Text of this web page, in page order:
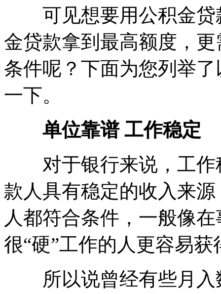
可见想要用公积金贷
金贷款拿到最高额度，
条件呢？下面为您列举
一下。
单位靠谱 工作稳定
对于银行来说，工作
款人具有稳定的收入来
人都符合条件，一般像
很“硬”工作的人更容易
所以说曾经有些月入